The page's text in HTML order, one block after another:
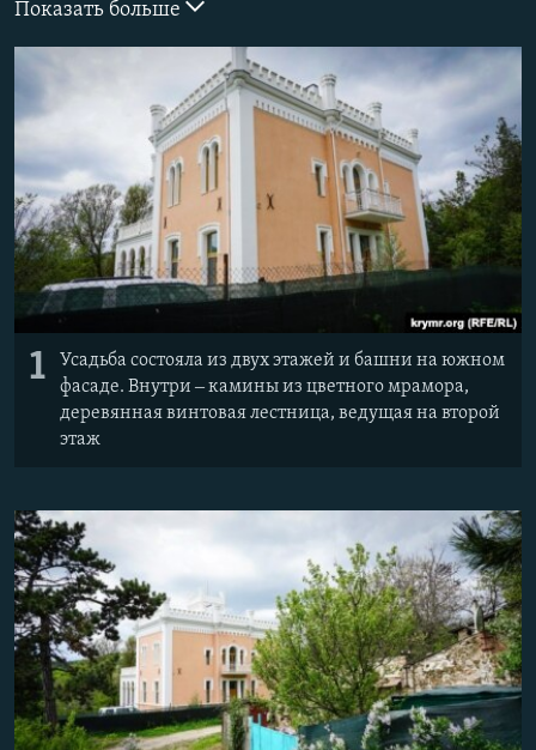
УКРАИНСКАЯ ПРОБЛЕМА КРЫМА
ПРИСОЕДИНЯЙТЕСЬ!
Все сайты RFE/RL
Показать больше
1
Усадьба состояла из двух этажей и башни на южном
фасаде. Внутри ‒ камины из цветного мрамора,
деревянная винтовая лестница, ведущая на второй
этаж